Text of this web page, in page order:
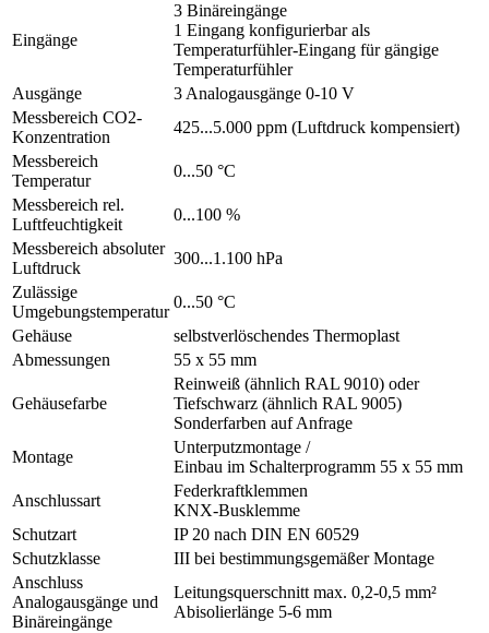
Eingänge
3 Binäreingänge
1 Eingang konfigurierbar als
Temperaturfühler-Eingang für gängige
Temperaturfühler
Ausgänge
3 Analogausgänge 0-10 V
Messbereich CO2-
Konzentration
425...5.000 ppm (Luftdruck kompensiert)
Messbereich
Temperatur
0...50 °C
Messbereich rel.
Luftfeuchtigkeit
0...100 %
Messbereich absoluter
Luftdruck
300...1.100 hPa
Zulässige
Umgebungstemperatur
0...50 °C
Gehäuse
selbstverlöschendes Thermoplast
Abmessungen
55 x 55 mm
Gehäusefarbe
Reinweiß (ähnlich RAL 9010) oder
Tiefschwarz (ähnlich RAL 9005)
Sonderfarben auf Anfrage
Montage
Unterputzmontage /
Einbau im Schalterprogramm 55 x 55 mm
Anschlussart
Federkraftklemmen
KNX-Busklemme
Schutzart
IP 20 nach DIN EN 60529
Schutzklasse
III bei bestimmungsgemäßer Montage
Anschluss
Analogausgänge und
Binäreingänge
Leitungsquerschnitt max. 0,2-0,5 mm²
Abisolierlänge 5-6 mm